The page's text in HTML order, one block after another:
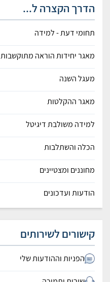
הדרך הקצרה ל...
תחומי דעת - למידה
מאגר יחידות הוראה מתוקשבות
מעגל השנה
מאגר ההקלטות
למידה משולבת דיגיטל
הכלה והשתלבות
מחוננים ומצטיינים
הודעות ועדכונים
קישורים לשירותים
הפניות וההודעות שלי